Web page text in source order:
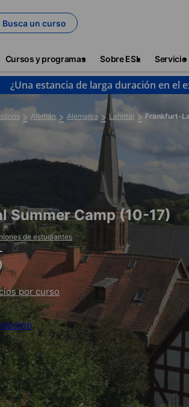
Busca un curso
Cursos y programas Sobre ESL Servicio
¿Una estancia de larga duración en el
Alemán Alemania Lahntal Frankfurt-
Summer Camp (10-17)
de estudiantes
por curso